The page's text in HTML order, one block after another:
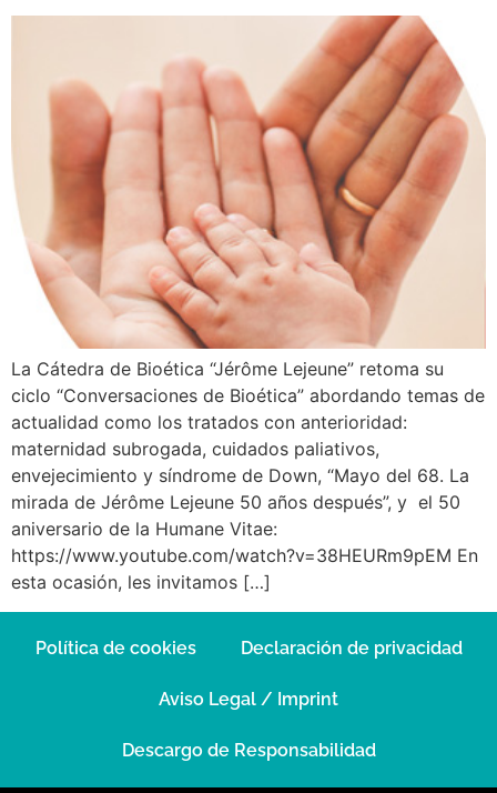
La Cátedra de Bioética “Jérôme Lejeune” retoma su
ciclo “Conversaciones de Bioética” abordando temas de
actualidad como los tratados con anterioridad:
maternidad subrogada, cuidados paliativos,
envejecimiento y síndrome de Down, “Mayo del 68. La
mirada de Jérôme Lejeune 50 años después”, y el 50
aniversario de la Humane Vitae:
https://www.youtube.com/watch?v=38HEURm9pEM En
esta ocasión, les invitamos […]
Política de cookies Declaración de privacidad
Aviso Legal / Imprint
Descargo de Responsabilidad